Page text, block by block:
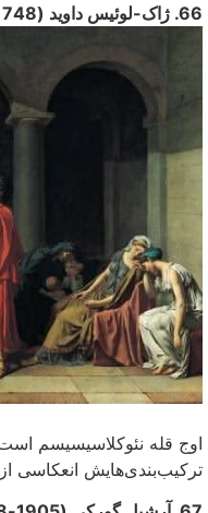
66. ژاک‌-لوئیس داوید (1748-1825) JACQUES-LOUIS DAVID
اوج قله نئوکلاسیسیسم
ترکیب‌بندی‌هایش انعکاسی از